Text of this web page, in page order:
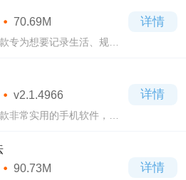
库更新速度快。
70.69M
专为想要记录生活、规划
面清新，操作起来很简
地都能轻松记录下生活中
详情
v2.1.4966
非常实用的手机软件，通
以让你的手机完美模拟
详情
90.73M 详情